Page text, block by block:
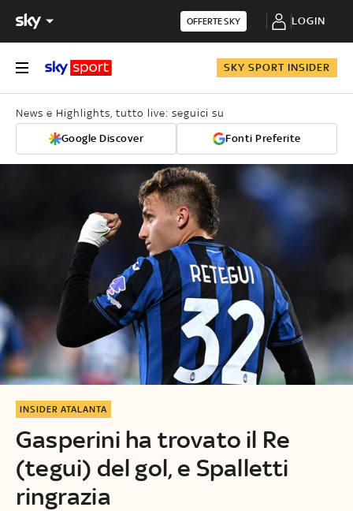
OFFERTE SKY LOGIN
SKY SPORT INSIDER
News e Highlights, tutto live: seguici su
Google Discover Fonti Preferite
Gasperini ha trovato il Re
(tegui) del gol, e Spalletti
ringrazia
INSIDER ATALANTA